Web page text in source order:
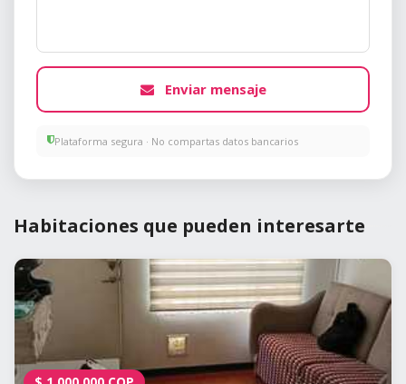
Enviar mensaje
Plataforma segura · No compartas datos bancarios
Habitaciones que pueden interesarte